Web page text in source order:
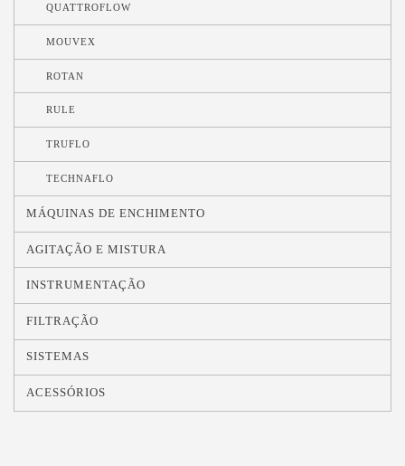
QUATTROFLOW
MOUVEX
ROTAN
RULE
TRUFLO
TECHNAFLO
MÁQUINAS DE ENCHIMENTO
AGITAÇÃO E MISTURA
INSTRUMENTAÇÃO
FILTRAÇÃO
SISTEMAS
ACESSÓRIOS